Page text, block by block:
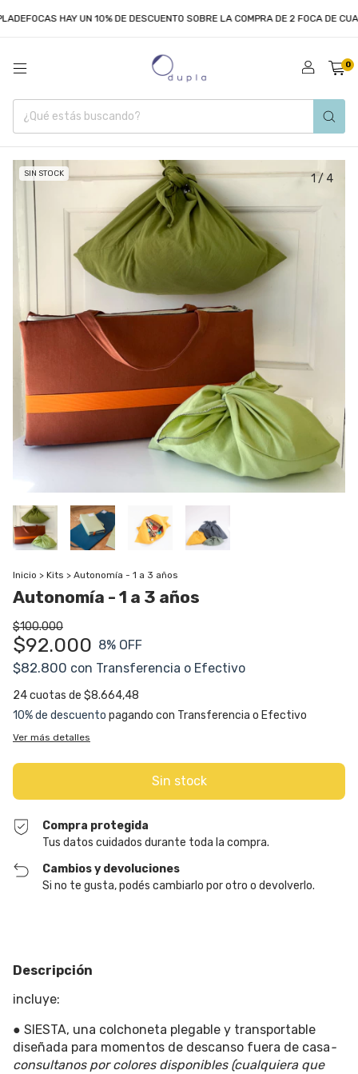
HAY UN 10% DE DESCUENTO SOBRE LA COMPRA DE 2 FOCA DE
0
SIN STOCK 1/ 4
Inicio > Kits > Autonomía - 1 a 3 años
Autonomía - 1 a 3 años
$100.000
$92.000 8% OFF
$82.800 con Transferencia o Efectivo
24cuotas de $8.664,48
10% de descuento pagando con Transferencia o Efectivo
Ver más detalles
Compra protegida
Tus datos cuidados durante toda la compra.
Cambios y devoluciones
Si no te gusta, podés cambiarlo por otro o devolverlo.
Descripción
incluye:
● SIESTA, una colchoneta plegable y transportable
diseñada para momentos de descanso fuera de casa-
consultanos por colores disponibles (cualquiera que